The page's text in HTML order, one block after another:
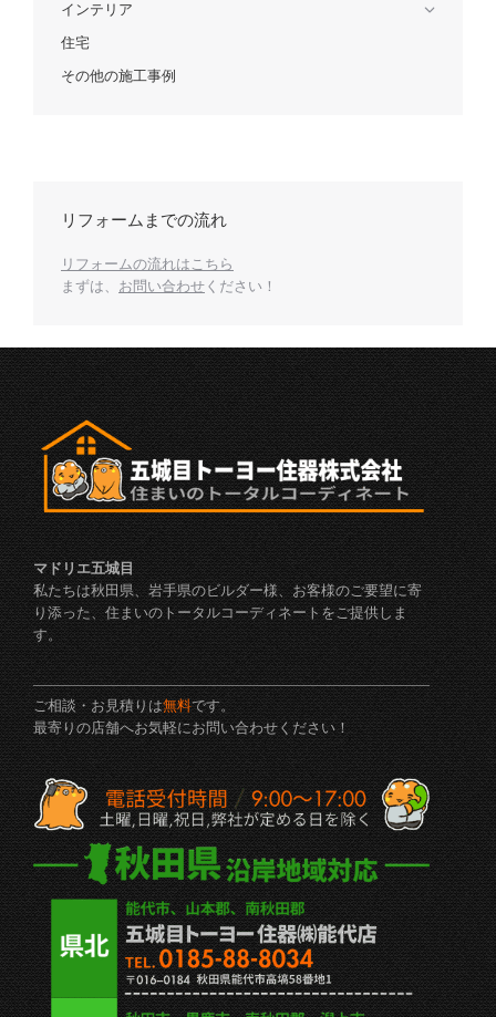
インテリア
住宅
その他の施工事例
リフォームまでの流れ
リフォームの流れはこちら
まずは、 お問い合わせ ください！
マドリエ五城目
私たちは秋田県、岩手県のビルダー様、お客様のご要望に寄
り添った、住まいのトータルコーディネートをご提供しま
す。
ご相談・お見積りは無料です。
最寄りの店舗へお気軽にお問い合わせください！